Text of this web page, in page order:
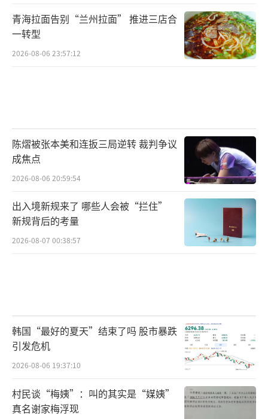
青海拉面告别“兰州拉面” 推进三店合
一转型
2026-08-06 23:57:12
陈熠被张本美和连扳三局逆转 裁判争议
成焦点
2026-08-06 20:59:54
出入境新规来了 哪些人会被“拦住”
新规背后的考量
2026-08-07 00:38:57
韩国“最好的夏天”结束了吗 股市暴跌
引发危机
2026-08-06 19:37:10
村民谈“梅姨”：叫的其实是“媒姨”
真名谢家梅浮现